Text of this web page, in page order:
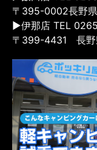
〒395-0002長野
▶伊那店 TEL
〒399-4431 長野